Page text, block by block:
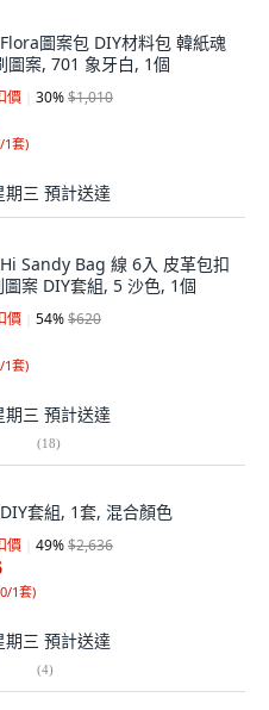
圖案包 DIY材料包 韓紙魂
圖案, 701 象牙白, 1個
價 30%$1,010
1套)
期三 預計送達
Sandy Bag 線 6入 皮革包扣
案 DIY套組, 5 沙色, 1個
價 54%$620
1套)
期三 預計送達
(18)
套組, 1套, 混合顏色
價 49%$2,636
1套)
期三 預計送達
(4)